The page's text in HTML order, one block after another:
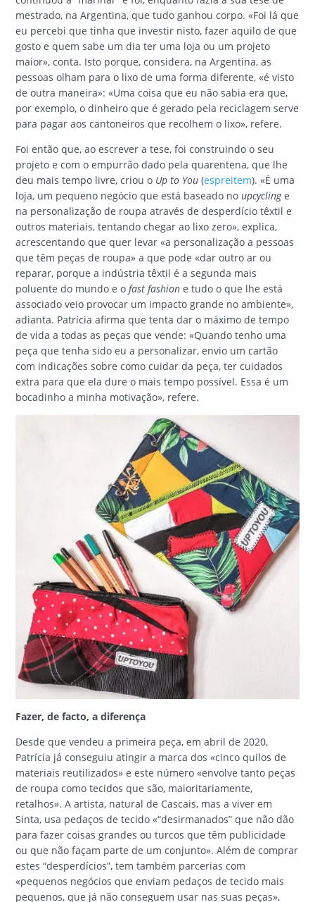
mestrado, na Argentina, que tudo ganhou corpo. «Foi lá que
eu percebi que tinha que investir nisto, fazer aquilo de que
gosto e quem sabe um dia ter uma loja ou um projeto
maior», conta. Isto porque, considera, na Argentina, as
pessoas olham para o lixo de uma forma diferente, «é visto
de outra maneira»: «Uma coisa que eu não sabia era que,
por exemplo, o dinheiro que é gerado pela reciclagem serve
para pagar aos cantoneiros que recolhem o lixo», refere.
Foi então que, ao escrever a tese, foi construindo o seu
projeto e com o empurrão dado pela quarentena, que lhe
deu mais tempo livre, criou o Up to You (espreitem). «É uma
loja, um pequeno negócio que está baseado noupcyclinge
na personalização de roupa através de desperdício têxtil e
outros materiais, tentando chegar ao lixo zero», explica,
acrescentando que quer levar «a personalização a pessoas
que têm peças de roupa» a que pode «dar outro ar ou
reparar, porque a indústria têxtil é a segunda mais
poluente do mundo e ofast fashion e tudo o que lhe está
associado veio provocar um impacto grande no ambiente»,
adianta. Patrícia afirma que tenta dar o máximo de tempo
de vida a todas as peças que vende: «Quando tenho uma
peça que tenha sido eu a personalizar, envio um cartão
com indicações sobre como cuidar da peça, ter cuidados
extra para que ela dure o mais tempo possível. Essa é um
bocadinho a minha motivação», refere.
Fazer, de facto, a diferença
Desde que vendeu a primeira peça, em abril de 2020,
Patrícia já conseguiu atingir a marca dos «cinco quilos de
materiais reutilizados» e este número «envolve tanto peças
de roupa como tecidos que são, maioritariamente,
retalhos». A artista, natural de Cascais, mas a viver em
Sinta, usa pedaços de tecido «“desirmanados” que não dão
para fazer coisas grandes ou turcos que têm publicidade
ou que não façam parte de um conjunto». Além de comprar
estes “desperdícios”, tem também parcerias com
«pequenos negócios que enviam pedaços de tecido mais
pequenos, que já não conseguem usar nas suas peças»,